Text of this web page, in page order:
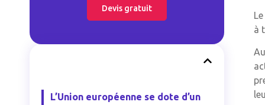
Devis gratuit
L’Union européenne se dote d’un
à